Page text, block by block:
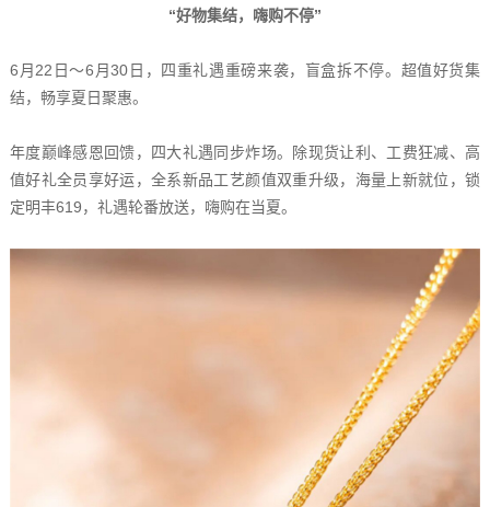
“好物集结，嗨购不停”
6月22日～6月30日，四重礼遇重磅来袭，盲盒拆不停。超值好货集
结，畅享夏日聚惠。
年度巅峰感恩回馈，四大礼遇同步炸场。除现货让利、工费狂减、高
值好礼全员享好运，全系新品工艺颜值双重升级，海量上新就位，锁
定明丰619，礼遇轮番放送，嗨购在当夏。